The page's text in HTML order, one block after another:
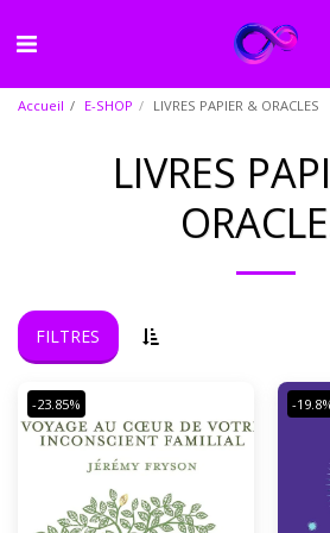
Accueil E-SHOP LIVRES PAPIER & ORACLES
LIVRES
FILTRES
-23.85% -